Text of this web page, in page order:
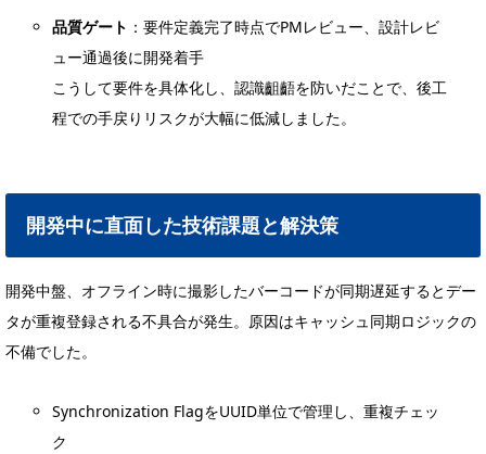
品質ゲート ：要件定義完了時点でPMレビュー、設計レビ
ュー通過後に開発着手
こうして要件を具体化し、認識齟齬を防いだことで、後工
程での手戻りリスクが大幅に低減しました。
開発中に直面した技術課題と解決策
開発中盤、オフライン時に撮影したバーコードが同期遅延するとデー
タが重複登録される不具合が発生。原因はキャッシュ同期ロジックの
不備でした。
Synchronization FlagをUUID単位で管理し、重複チェッ
ク